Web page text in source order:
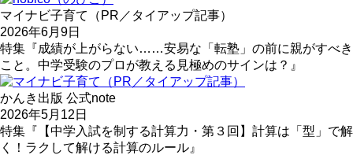
マイナビ子育て（PR／タイアップ記事）
2026年6月9日
特集『成績が上がらない……安易な「転塾」の前に親がすべき
こと。中学受験のプロが教える見極めのサインは？』
かんき出版 公式note
2026年5月12日
特集『【中学入試を制する計算力・第３回】計算は「型」で解
く！ラクして解ける計算のルール』